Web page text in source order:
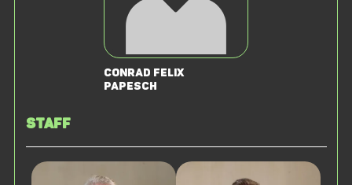
Conrad Felix
Papesch
Staff